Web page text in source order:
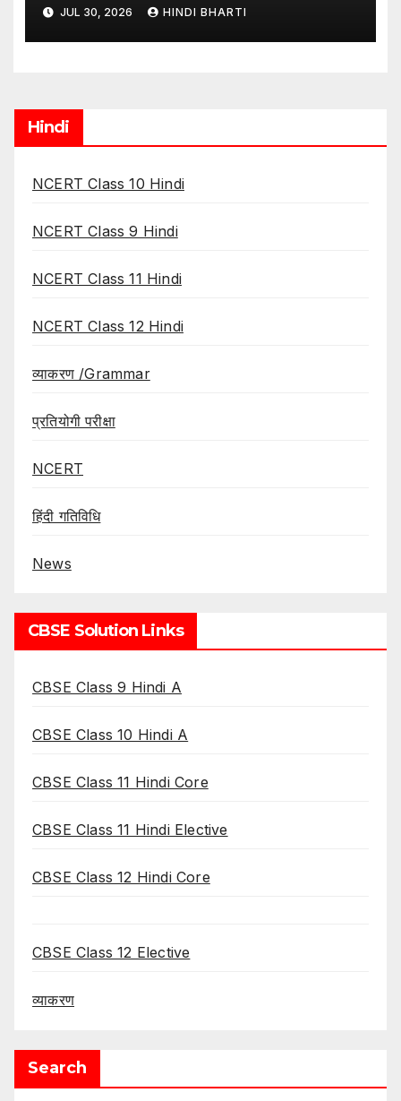
JUL 30, 2026 HINDI BHARTI
Hindi
NCERT Class 10 Hindi
NCERT Class 9 Hindi
NCERT Class 11 Hindi
NCERT Class 12 Hindi
व्याकरण /Grammar
प्रतियोगी परीक्षा
NCERT
हिंदी गतिविधि
News
CBSE Solution Links
CBSE Class 9 Hindi A
CBSE Class 10 Hindi A
CBSE Class 11 Hindi Core
CBSE Class 11 Hindi Elective
CBSE Class 12 Hindi Core
CBSE Class 12 Elective
व्याकरण
Search